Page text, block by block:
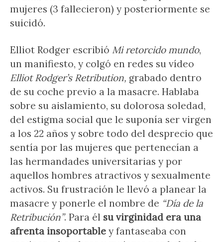
mujeres (3 fallecieron) y posteriormente se
suicidó.
Elliot Rodger escribió Mi retorcido mundo,
un manifiesto, y colgó en redes su vídeo
Elliot Rodger’s Retribution, grabado dentro
de su coche previo a la masacre. Hablaba
sobre su aislamiento, su dolorosa soledad,
del estigma social que le suponía ser virgen
a los 22 años y sobre todo del desprecio que
sentía por las mujeres que pertenecían a
las hermandades universitarias y por
aquellos hombres atractivos y sexualmente
activos. Su frustración le llevó a planear la
masacre y ponerle el nombre de “Día de la
Retribución”. Para él su virginidad era una
afrenta insoportable y fantaseaba con